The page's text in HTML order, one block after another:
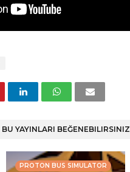
BU YAYINLARI BEĞENEBILIRSINIZ
PROTON BUS SIMULATOR